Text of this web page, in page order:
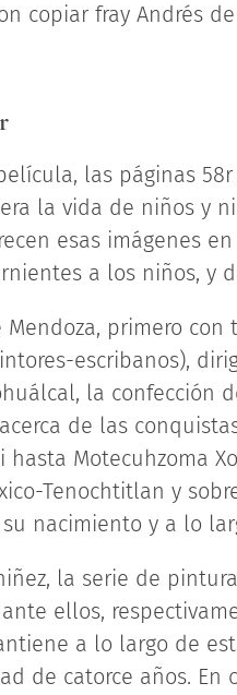
copiar fray Andrés
las páginas
la vida de niños y
esas imágenes
a los niños, y
Mendoza, primero
escribanos),
la confección
de las
hasta Motecuhzoma
Tenochtitlan y
nacimiento y a lo
la serie de
ellos,
a lo largo de
de catorce años. En